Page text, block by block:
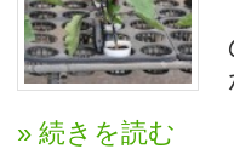
» 続きを読む